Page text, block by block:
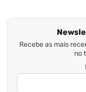
Recebe as mais
no